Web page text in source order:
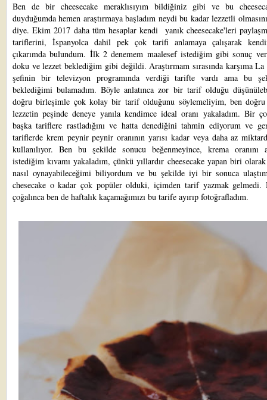
Ben de bir cheesecake meraklısıyım bildiğiniz gibi ve bu
duyduğumda hemen araştırmaya başladım neydi bu kadar lezzetli
diye. Ekim 2017 daha tüm hesaplar kendi yanık cheesecake'leri
tariflerini, İspanyolca dahil pek çok tarifi anlamaya çalışarak
çıkarımda bulundum. İlk 2 denemem maalesef istediğim gibi sonuç
doku ve lezzet beklediğim gibi değildi. Araştırmam sırasında karşıma La
şefinin bir televizyon programında verdiği tarifte vardı ama bu
beklediğimi bulamadım. Böyle anlatınca zor bir tarif olduğu
doğru birleşimle çok kolay bir tarif olduğunu söylemeliyim, ben
lezzetin peşinde deneye yanıla kendimce ideal oranı yakaladım. Bir
başka tariflere rastladığını ve hatta denediğini tahmin ediyorum ve
tariflerde krem peynir peynir oranının yarısı kadar veya daha az
kullanılıyor. Ben bu şekilde sonucu beğenmeyince, krema oranını
istediğim kıvamı yakaladım, çünkü yıllardır cheesecake yapan biri
nasıl oynayabileceğimi biliyordum ve bu şekilde iyi bir sonuca
chesecake o kadar çok popüler olduki, içimden tarif yazmak gelmedi.
çoğalınca ben de haftalık kaçamağımızı bu tarife ayırıp fotoğrafladım.